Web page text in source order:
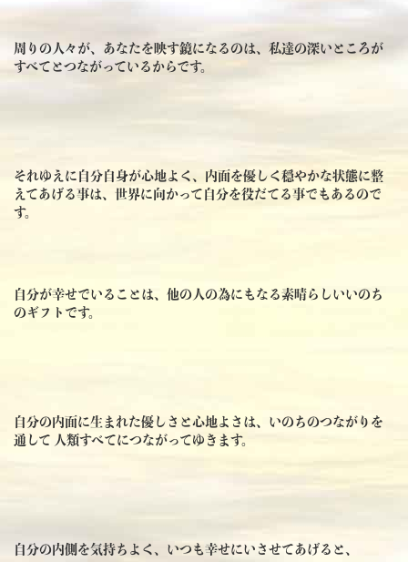
周りの人々が、あなたを映す鏡になるのは、私達の深いところが
すべてとつながっているからです。
それゆえに自分自身が心地よく、内面を優しく穏やかな状態に整
えてあげる事は、世界に向かって自分を役だてる事でもあるので
す。
自分が幸せでいることは、他の人の為にもなる素晴らしいいのち
のギフトです。
自分の内面に生まれた優しさと心地よさは、いのちのつながりを
通して 人類すべてにつながってゆきます。
自分の内側を気持ちよく、いつも幸せにいさせてあげると、